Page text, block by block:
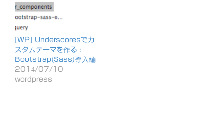
[WP] Underscoresでカ
スタムテーマを作る：
Bootstrap(Sass)導入編
2014/07/10
wordpress